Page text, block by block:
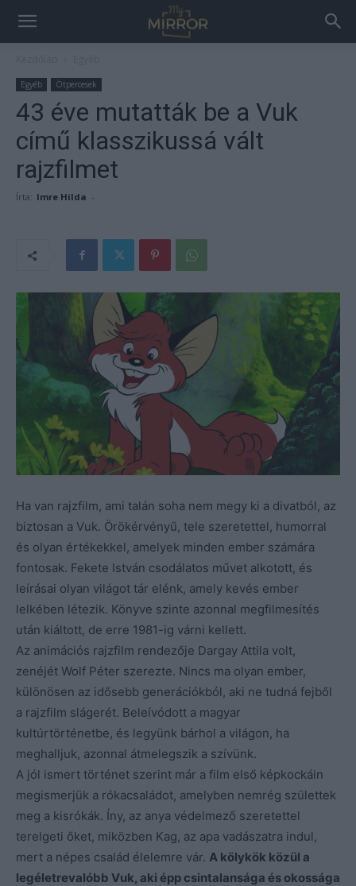
Egyéb Ötpercesek
43 éve mutatták be a Vuk
című klasszikussá vált
rajzfilmet
Írta: Imre Hilda -
Ha van rajzfilm, ami talán soha nem megy ki a divatból, az
biztosan a Vuk. Örökérvényű, tele szeretettel, humorral
és olyan értékekkel, amelyek minden ember számára
fontosak. Fekete István csodálatos művet alkotott, és
leírásai olyan világot tár elénk, amely kevés ember
lelkében létezik. Könyve szinte azonnal megfilmesítés
után kiáltott, de erre 1981-ig várni kellett.
Az animációs rajzfilm rendezője Dargay Attila volt,
zenéjét Wolf Péter szerezte. Nincs ma olyan ember,
különösen az idősebb generációkból, aki ne tudná fejből
a rajzfilm slágerét. Beleívódott a magyar
kultúrtörténetbe, és legyünk bárhol a világon, ha
meghalljuk, azonnal átmelegszik a szívünk.
A jól ismert történet szerint már a film első képkockáin
megismerjük a rókacsaládot, amelyben nemrég születtek
meg a kisrókák. Íny, az anya védelmező szeretettel
terelgeti őket, miközben Kag, az apa vadászatra indul,
mert a népes család élelemre vár. A kölykök közül a
legéletrevalóbb Vuk, aki épp csintalansága és okossága